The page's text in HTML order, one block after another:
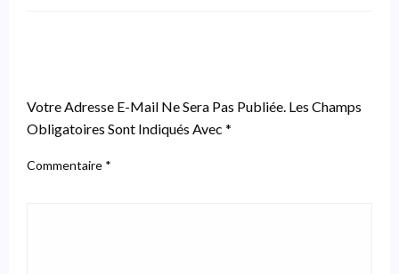
Votre Adresse E-Mail Ne Sera Pas Publiée. Les Champs
Obligatoires Sont Indiqués Avec *
Commentaire *